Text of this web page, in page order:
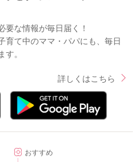
要な情報が毎日届く！
育て中のママ・パパにも、毎日
す。
詳しくはこちら
おすすめ